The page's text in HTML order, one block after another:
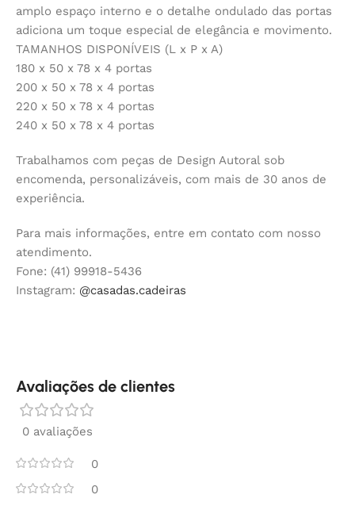
amplo espaço interno e o detalhe ondulado das portas
adiciona um toque especial de elegância e movimento.
TAMANHOS DISPONÍVEIS (L x P x A)
180 x 50 x 78 x 4 portas
200 x 50 x 78 x 4 portas
220 x 50 x 78 x 4 portas
240 x 50 x 78 x 4 portas
Trabalhamos com peças de Design Autoral sob
encomenda, personalizáveis, com mais de 30 anos de
experiência.
Para mais informações, entre em contato com nosso
atendimento.
Fone: (41) 99918-5436
Instagram: @casadas.cadeiras
Avaliações de clientes
0 avaliações
0
0